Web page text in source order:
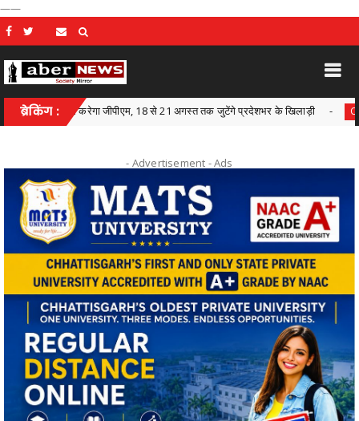
——
ब्रेकिंग :
मेजबानी करेगा जीपीएम, 18 से 21 अगस्त तक जुटेंगे प्रदेशभर के खिलाड़ी Chhattisgarh
- Advertisement -Ads